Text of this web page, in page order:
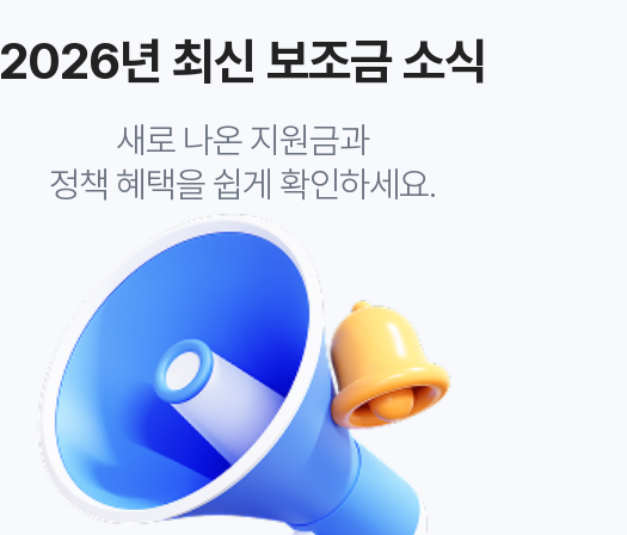
2026년 최신 보조금 소식
새로 나온 지원금과
정책 혜택을 쉽게 확인하세요.